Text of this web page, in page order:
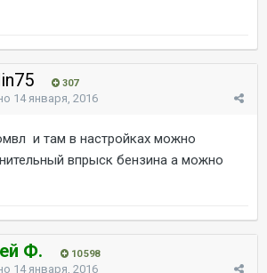
307
14 января, 2016
и там в настройках можно
впрыск бензина а можно
Ф. 10 598
14 января, 2016